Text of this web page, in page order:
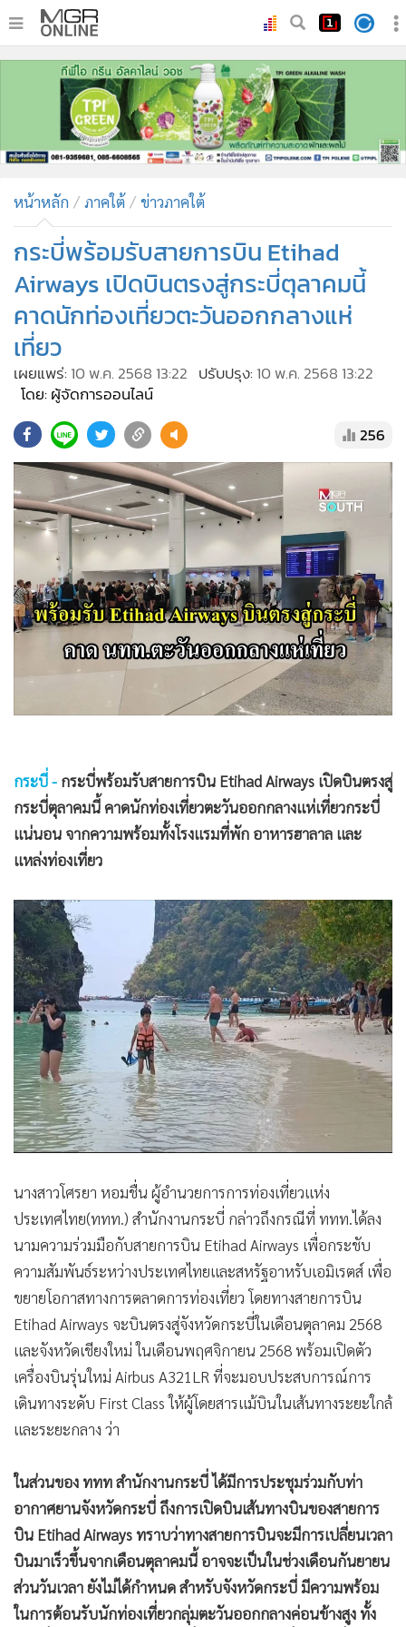
หน้าหลัก
ทันเหตุการณ์
• ภูมิภาค
• บันเทิง
ผู้จัดการรายวัน
• คอลัมนิสต์
• ละคร
• CbizReview
• Cyber BIZ
• ผู้จัดกวน
Good health & Well-being
• Green Innovation & SD
• Management & HR
• MGR Live
• Infographic
• การเมือง
•
ท่องเที่ยว
• กีฬา
• ต่างประเทศ
Special Scoop
เศรษฐกิจ-ธุรกิจ
• จีน
• อาชญากรรม
• Motoring
• เกม
• วิทยาศาสตร์
• หุ้น
• อินโดจีน
• กองทุนรวม
• Celeb Online
• Factcheck
• ญี่ปุ่น
• News1
• Gotomanager
หน้าหลัก ภาคใต้ ข่าวภาคใต้
กระบี่พร้อมรับสายการบิน Etihad
Airways เปิดบินตรงสู่กระบี่ตุลาคมนี้
คาดนักท่องเที่ยวตะวันออกกลางแห่
เที่ยว
เผยแพร่: 10 พ.ค. 2568 13:22 ปรับปรุง: 10 พ.ค. 2568 13:22
โดย: ผู้จัดการออนไลน์
256
กระบี่ - กระบี่พร้อมรับสายการบิน Etihad Airways เปิดบินตรงสู่
กระบี่ตุลาคมนี้ คาดนักท่องเที่ยวตะวันออกกลางแห่เที่ยวกระบี่
แน่นอน จากความพร้อมทั้งโรงแรมที่พัก อาหารฮาลาล และ
แหล่งท่องเที่ยว
นางสาวโศรยา หอมชื่น ผู้อำนวยการการท่องเที่ยวแห่ง
ประเทศไทย(ททท.) สำนักงานกระบี่ กล่าวถึงกรณีที่ ททท.ได้ลง
นามความร่วมมือกับสายการบิน Etihad Airways เพื่อกระชับ
ความสัมพันธ์ระหว่างประเทศไทยและสหรัฐอาหรับเอมิเรตส์ เพื่อ
ขยายโอกาสทางการตลาดการท่องเที่ยว โดยทางสายการบิน
Etihad Airways จะบินตรงสู่จังหวัดกระบี่ในเดือนตุลาคม 2568
และจังหวัดเชียงใหม่ ในเดือนพฤศจิกายน 2568 พร้อมเปิดตัว
เครื่องบินรุ่นใหม่ Airbus A321LR ที่จะมอบประสบการณ์การ
เดินทางระดับ First Class ให้ผู้โดยสารแม้บินในเส้นทางระยะใกล้
และระยะกลาง ว่า
ในส่วนของ ททท สำนักงานกระบี่ ได้มีการประชุมร่วมกับท่า
อากาศยานจังหวัดกระบี่ ถึงการเปิดบินเส้นทางบินของสายการ
บิน Etihad Airways ทราบว่าทางสายการบินจะมีการเปลี่ยนเวลา
บินมาเร็วขึ้นจากเดือนตุลาคมนี้ อาจจะเป็นในช่วงเดือนกันยายน
ส่วนวันเวลา ยังไม่ได้กำหนด สำหรับจังหวัดกระบี่ มีความพร้อม
ในการต้อนรับนักท่องเที่ยวกลุ่มตะวันออกกลางค่อนข้างสูง ทั้ง